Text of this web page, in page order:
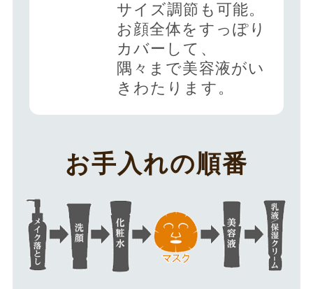
サイズ調節も可能。
お顔全体をすっぽり
カバーして、
隅々まで美容液がい
きわたります。
お手入れの順番